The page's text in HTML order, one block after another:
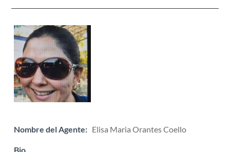
Nombre del Agente: Elisa Maria Orantes Coello
Bio